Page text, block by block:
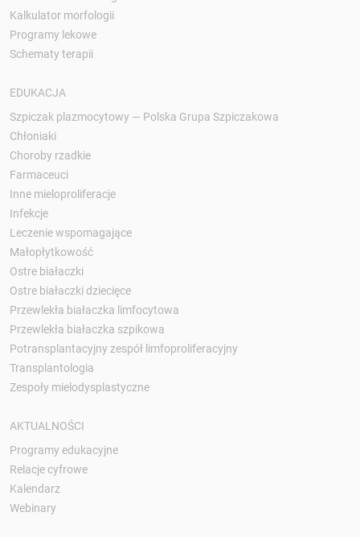
Kalkulator morfologii
Programy lekowe
Schematy terapii
EDUKACJA
Szpiczak plazmocytowy — Polska Grupa Szpiczakowa
Chłoniaki
Choroby rzadkie
Farmaceuci
Inne mieloproliferacje
Infekcje
Leczenie wspomagające
Małopłytkowość
Ostre białaczki
Ostre białaczki dziecięce
Przewlekła białaczka limfocytowa
Przewlekła białaczka szpikowa
Potransplantacyjny zespół limfoproliferacyjny
Transplantologia
Zespoły mielodysplastyczne
AKTUALNOŚCI
Programy edukacyjne
Relacje cyfrowe
Kalendarz
Webinary